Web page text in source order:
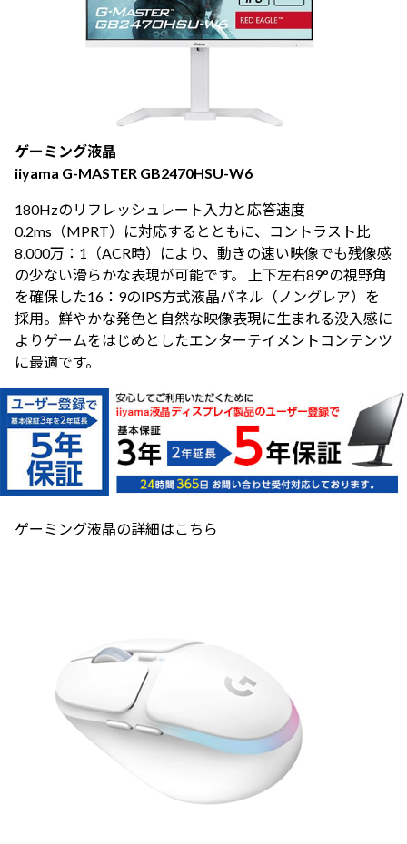
ゲーミング液晶
iiyama G-MASTER GB2470HSU-W6
180Hzのリフレッシュレート入力と応答速度
0.2ms（MPRT）に対応するとともに、コントラスト比
8,000万：1（ACR時）により、動きの速い映像でも残像感
の少ない滑らかな表現が可能です。 上下左右89°の視野角
を確保した16：9のIPS方式液晶パネル（ノングレア）を
採用。鮮やかな発色と自然な映像表現に生まれる没入感に
よりゲームをはじめとしたエンターテイメントコンテンツ
に最適です。
ゲーミング液晶の詳細はこちら